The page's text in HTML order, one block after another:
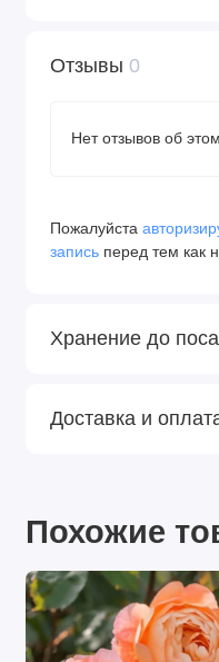
Отзывы 0
Нет отзывов об
Пожалуйста
запись перед тем как
Хранение до
Доставка и
Похожие